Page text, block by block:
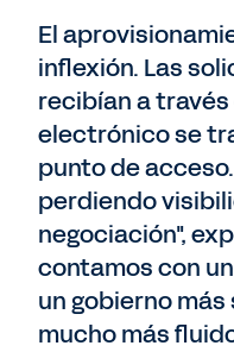
El
inflexión. Las
recibían a
electrónico se
punto de
perdiendo
negociación",
contamos con
un gobierno
mucho más